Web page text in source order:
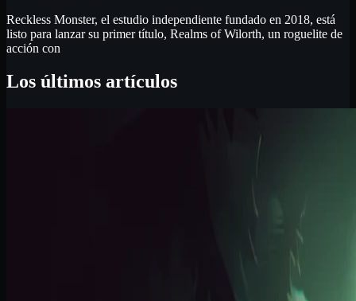
Reckless Monster, el estudio independiente fundado en 2018, está
listo para lanzar su primer título, Realms of Wilorth, un roguelite de
acción con
Los últimos artículos